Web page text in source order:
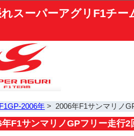
スーパーアグリF1チー
F1GP-2006年 > 2006年F1サンマリノ
年F1サンマリノGPフリー走行2